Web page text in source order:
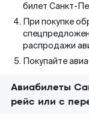
билет Санкт-
При покупке
распродажи
Покупайте
Авиабилеты
рейс или с